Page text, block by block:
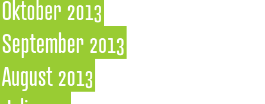
Oktober 2013
September 2013
August 2013